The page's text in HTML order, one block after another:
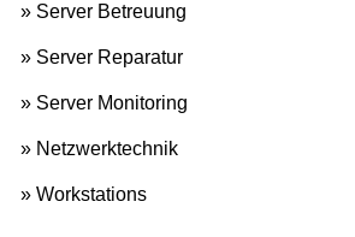
» Server Betreuung
» Server Reparatur
» Server Monitoring
» Netzwerktechnik
» Workstations